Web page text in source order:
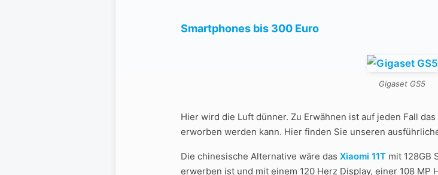
Smartphones bis 300 Euro
Gigaset GS5
Hier wird die Luft dünner. Zu Erwähnen ist auf jeden Fall
erworben werden kann. Hier finden Sie unseren
Die chinesische Alternative wäre das Xiaomi 11T mit 128GB
erwerben ist und mit einem 120 Herz Display, einer 108 MP